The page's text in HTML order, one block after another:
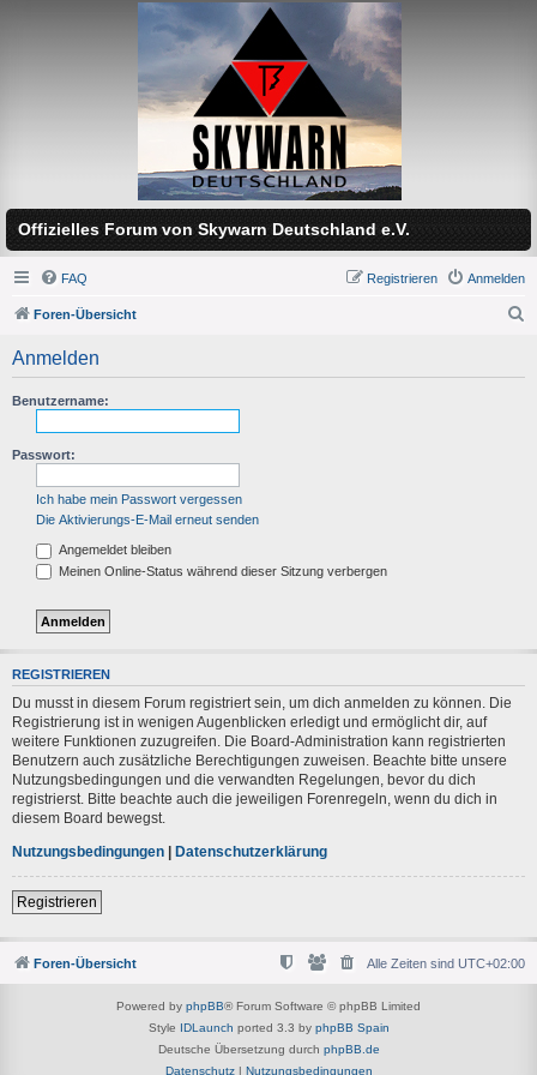
Offizielles Forum von Skywarn Deutschland e.V.
FAQ Anmelden
Registrieren
Foren-Übersicht
Anmelden
Benutzername:
Passwort:
Ich habe mein Passwort vergessen
Die Aktivierungs-E-Mail erneut senden
Angemeldet bleiben
Meinen Online-Status während dieser Sitzung verbergen
REGISTRIEREN
Du musst in diesem Forum registriert sein, um dich anmelden zu können. Die
Registrierung ist in wenigen Augenblicken erledigt und ermöglicht dir, auf
weitere Funktionen zuzugreifen. Die Board-Administration kann registrierten
Benutzern auch zusätzliche Berechtigungen zuweisen. Beachte bitte unsere
Nutzungsbedingungen und die verwandten Regelungen, bevor du dich
registrierst. Bitte beachte auch die jeweiligen Forenregeln, wenn du dich in
diesem Board bewegst.
Nutzungsbedingungen | Datenschutzerklärung
Registrieren
Foren-Übersicht Alle Zeiten sind UTC+02:00
Powered by phpBB® Forum Software © phpBB Limited
Style IDLaunch ported 3.3 by phpBB Spain
Deutsche Übersetzung durch phpBB.de
Datenschutz| Nutzungsbedingungen